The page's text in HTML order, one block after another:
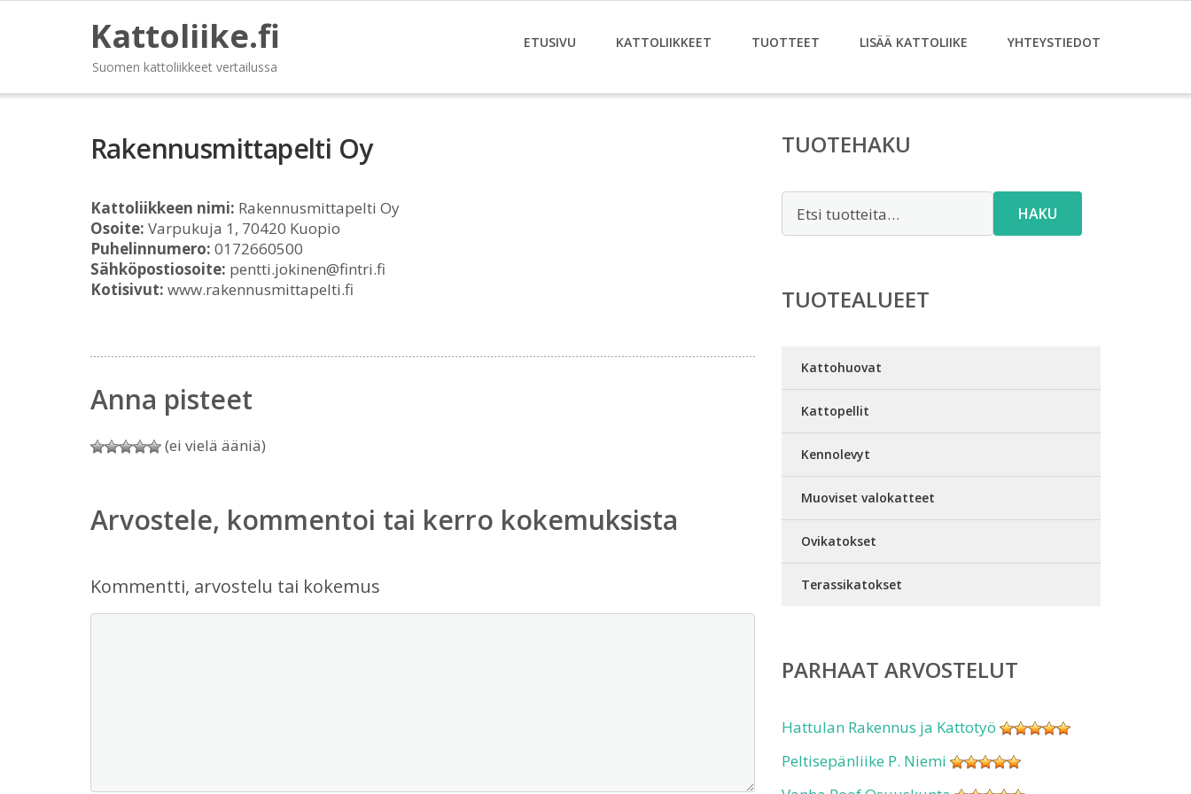
Kattoliike.fi
Suomen kattoliikkeet vertailussa
ETUSIVU KATTOLIIKKEET TUOTTEET LISÄÄ KATTOLIIKE YHTEYSTIEDOT
Rakennusmittapelti Oy
Kattoliikkeen nimi: Rakennusmittapelti Oy
Osoite: Varpukuja 1, 70420 Kuopio
Puhelinnumero: 0172660500
Sähköpostiosoite: pentti.jokinen@fintri.fi
Kotisivut: www.rakennusmittapelti.fi
Anna pisteet
(ei vielä ääniä)
Arvostele, kommentoi tai kerro kokemuksista
Kommentti, arvostelu tai kokemus
TUOTEHAKU
HAKU
TUOTEALUEET
Kattohuovat
Kattopellit
Kennolevyt
Muoviset valokatteet
Ovikatokset
Terassikatokset
PARHAAT ARVOSTELUT
Hattulan Rakennus ja Kattotyö
Peltisepänliike P. Niemi